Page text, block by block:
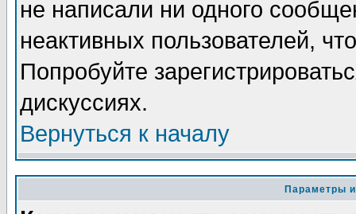
не написали ни одного
неактивных пользователей,
Попробуйте
дискуссиях.
Вернуться к началу
Параметры